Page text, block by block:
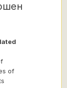
of